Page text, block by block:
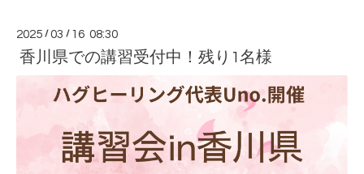
2025 /03 / 16 08:30
香川県での講習受付中！残り1名様